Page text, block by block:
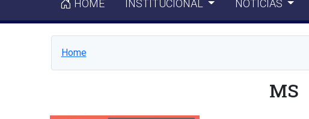
HOME INSTITUCIONAL NOTÍCIAS
Home
MS